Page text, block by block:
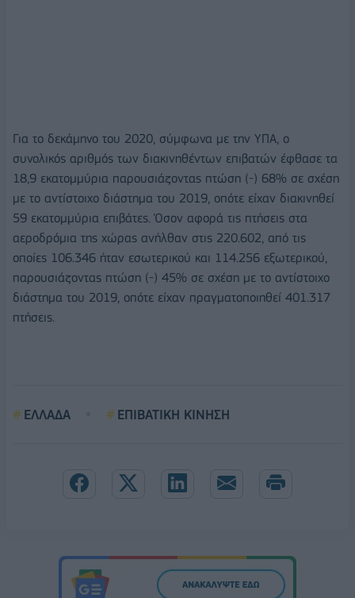
Για το δεκάμηνο του 2020, σύμφωνα με την ΥΠΑ, ο
συνολικός αριθμός των διακινηθέντων επιβατών έφθασε τα
18,9 εκατομμύρια παρουσιάζοντας πτώση (-) 68% σε σχέση
με το αντίστοιχο διάστημα του 2019, οπότε είχαν διακινηθεί
59 εκατομμύρια επιβάτες. Όσον αφορά τις πτήσεις στα
αεροδρόμια της χώρας ανήλθαν στις 220.602, από τις
οποίες 106.346 ήταν εσωτερικού και 114.256 εξωτερικού,
παρουσιάζοντας πτώση (-) 45% σε σχέση με το αντίστοιχο
διάστημα του 2019, οπότε είχαν πραγματοποιηθεί 401.317
πτήσεις.
ΕΛΛΑΔΑ ΕΠΙΒΑΤΙΚΗ ΚΙΝΗΣΗ